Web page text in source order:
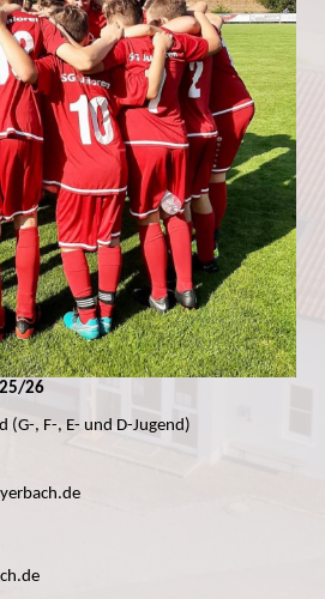
26
(G-, F-, E- und D-Jugend)